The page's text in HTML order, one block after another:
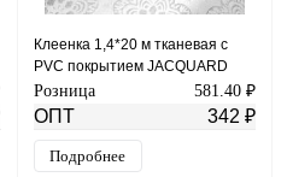
Клеенка 1,4*20 м тканевая с
PVC покрытием JACQUARD
SILVER мод.YM-T01С
Розница 581.40 ₽
ОПТ 342 ₽
Подробнее